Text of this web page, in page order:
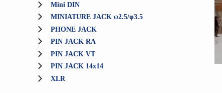
Mini DIN
MINIATURE JACK φ2.5/φ3.5
PHONE JACK
PIN JACK RA
PIN JACK VT
PIN JACK 14x14
XLR